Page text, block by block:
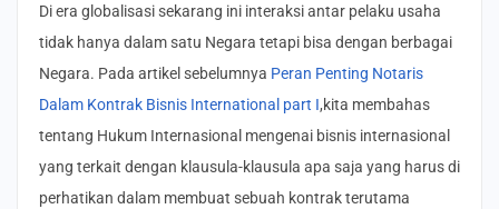
Di era globalisasi sekarang ini interaksi antar pelaku usaha
tidak hanya dalam satu Negara tetapi bisa dengan berbagai
Negara. Pada artikel sebelumnya Peran Penting Notaris
Dalam Kontrak Bisnis International part I,kita membahas
tentang Hukum Internasional mengenai bisnis internasional
yang terkait dengan klausula-klausula apa saja yang harus di
perhatikan dalam membuat sebuah kontrak terutama